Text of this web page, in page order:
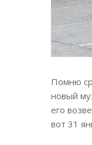
Помню
новый
его
вот 31